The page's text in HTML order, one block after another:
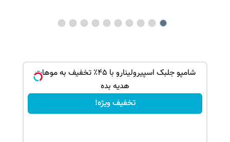
شامپو جلبک اسپیرولینارو با ۴۵٪ تخفیف به موهات
هدیه بده
تخفیف ویژه!